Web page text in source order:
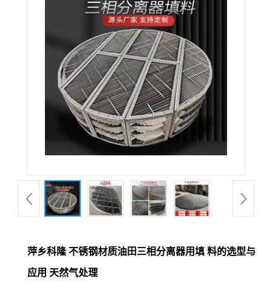
产
品
厅
萍乡科隆 不锈钢材质油田三相分离器用填 料的选型与
应用 天然气处理